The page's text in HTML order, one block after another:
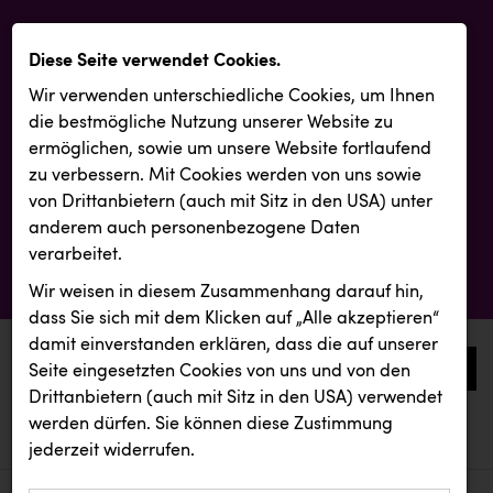
0
aktuelle aussendungen
aktuelle aussendungen
Diese Seite verwendet Cookies.
Wir verwenden unterschiedliche Cookies, um Ihnen
die best­mögliche Nutzung unserer Website zu
ermöglichen, sowie um unsere Website fortlaufend
zu verbessern. Mit Cookies werden von uns sowie
von Drittanbietern (auch mit Sitz in den USA) unter
anderem auch personenbezogene Daten
verarbeitet.
Wir weisen in diesem Zusammenhang darauf hin,
dass Sie sich mit dem Klicken auf „Alle akzeptieren“
damit ein­ver­standen erklären, dass die auf unserer
Seite eingesetzten Cookies von uns und von den
Drittanbietern (auch mit Sitz in den USA) verwendet
werden dürfen. Sie können diese Zustimmung
jederzeit widerrufen.